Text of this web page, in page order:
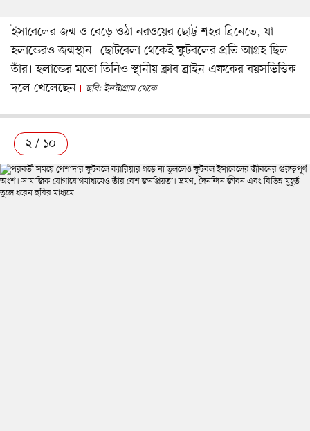
ইসাবেলের জন্ম ও বেড়ে ওঠা নরওয়ের ছোট্ট শহর ব্রিনেতে, যা
হলান্ডেরও জন্মস্থান। ছোটবেলা থেকেই ফুটবলের প্রতি আগ্রহ ছিল
তাঁর। হলান্ডের মতো তিনিও স্থানীয় ক্লাব ব্রাইন এফকের বয়সভিত্তিক
দলে খেলেছেন
ছবি: ইনস্টাগ্রাম থেকে
২ / ১০